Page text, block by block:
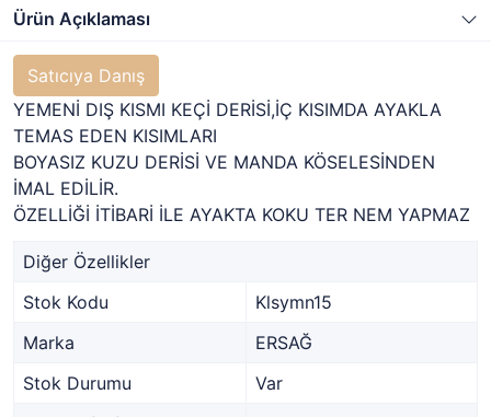
Ürün Açıklaması
Satıcıya Danış
YEMENİ DIŞ KISMI KEÇİ DERİSİ,İÇ KISIMDA AYAKLA
TEMAS EDEN KISIMLARI
BOYASIZ KUZU DERİSİ VE MANDA KÖSELESİNDEN
İMAL EDİLİR.
ÖZELLİĞİ İTİBARİ İLE AYAKTA KOKU TER NEM YAPMAZ
Diğer Özellikler
Stok Kodu
Klsymn15
Marka
ERSAĞ
Stok Durumu
Var